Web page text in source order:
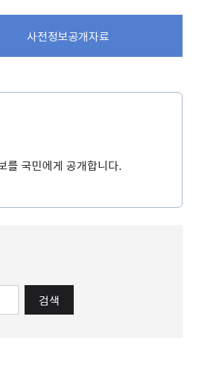
사전정보공개자료
를 국민에게 공개합니다.
검색